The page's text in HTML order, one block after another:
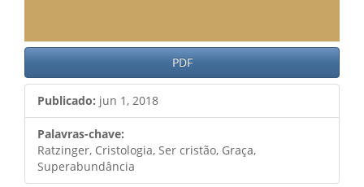
PDF
Publicado: jun 1, 2018
Palavras-chave:
Ratzinger, Cristologia, Ser cristão, Graça,
Superabundância